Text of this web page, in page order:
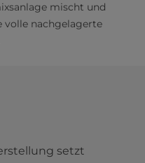
mischt und
volle nachgelagerte
setzt